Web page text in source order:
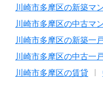
川崎市多摩区の新築マ
川崎市多摩区の中古マ
川崎市多摩区の新築一
川崎市多摩区の中古一
川崎市多摩区の賃貸